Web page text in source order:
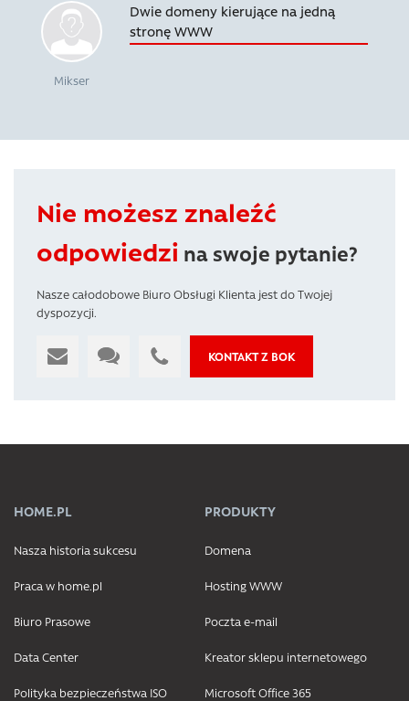
Mikser
Dwie domeny kierujące na jedną
stronę WWW
Nie możesz znaleźć
odpowiedzi na swoje pytanie?
Nasze całodobowe Biuro Obsługi Klienta jest do Twojej
dyspozycji.
KONTAKT Z BOK
HOME.PL
Nasza historia sukcesu
Praca w home.pl
Biuro Prasowe
Data Center
Polityka bezpieczeństwa ISO
PRODUKTY
Domena
Hosting WWW
Poczta e-mail
Kreator sklepu internetowego
Microsoft Office 365